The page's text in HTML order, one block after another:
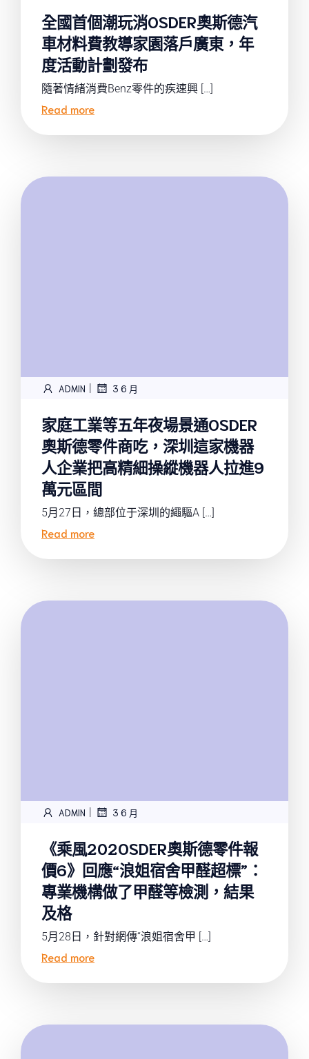
全國首個潮玩消OSDER奧斯德汽
車材料費教導家園落戶廣東，年
度活動計劃發布
隨著情緒消費Benz零件的疾速興 […]
Read more
ADMIN | 3 6 月
家庭工業等五年夜場景通OSDER
奧斯德零件商吃，深圳這家機器
人企業把高精細操縱機器人拉進9
萬元區間
5月27日，總部位于深圳的繩驅A […]
Read more
ADMIN | 3 6 月
《乘風202OSDER奧斯德零件報
價6》回應“浪姐宿舍甲醛超標”：
專業機構做了甲醛等檢測，結果
及格
5月28日，針對網傳“浪姐宿舍甲 […]
Read more